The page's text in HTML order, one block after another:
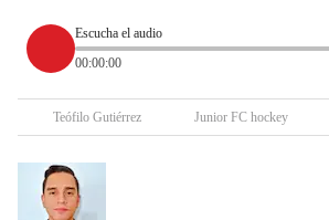
Escucha el audio
00:00:00
Teófilo Gutiérrez Junior FC hockey